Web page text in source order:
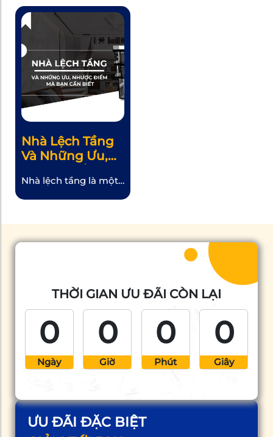
Nhà Lệch Tầng
Và Những Ưu,
Bạn Cần Biết
Nhà lệch tầng là một
xây dựng một ngôi
nhà mới. Trong nội
dung này, APA sẽ giúp
bạn hiểu rõ hơn về […]
ƯU ĐÃI ĐẶC BIỆT
THỜI GIAN ƯU ĐÃI CÒN LẠI
0
Ngày
0
Giờ
0
Phút
0
Giây